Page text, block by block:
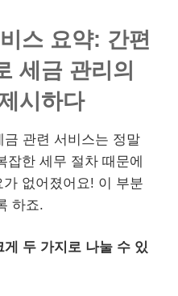
스 요약: 간편
세금 관리의
시하다
관련 서비스는 정말
잡한 세무 절차 때문에
없어졌어요! 이 부분
하죠.
두 가지로 나눌 수 있